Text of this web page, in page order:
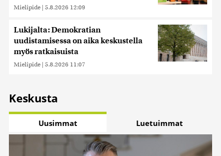
Mielipide | 5.8.2026 12:09
Lukijalta: Demokratian
uudistamisessa on aika keskustella
myös ratkaisuista
Mielipide | 5.8.2026 11:07
Keskusta
Uusimmat Luetuimmat